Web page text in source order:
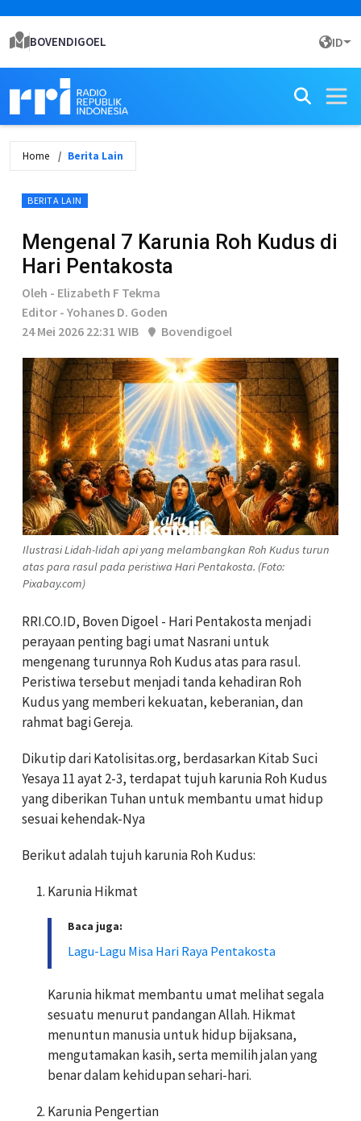
BOVENDIGOEL ID
Home Berita Lain
BERITA LAIN
Mengenal 7 Karunia Roh Kudus di
Hari Pentakosta
Oleh - Elizabeth F Tekma
Editor - Yohanes D. Goden
24 Mei 2026 22:31 WIB
Bovendigoel
Ilustrasi Lidah-lidah api yang melambangkan Roh Kudus turun
atas para rasul pada peristiwa Hari Pentakosta. (Foto:
Pixabay.com)
RRI.CO.ID, Boven Digoel - Hari Pentakosta menjadi
perayaan penting bagi umat Nasrani untuk
mengenang turunnya Roh Kudus atas para rasul.
Peristiwa tersebut menjadi tanda kehadiran Roh
Kudus yang memberi kekuatan, keberanian, dan
rahmat bagi Gereja.
Dikutip dari Katolisitas.org, berdasarkan Kitab Suci
Yesaya 11 ayat 2-3, terdapat tujuh karunia Roh Kudus
yang diberikan Tuhan untuk membantu umat hidup
sesuai kehendak-Nya
Berikut adalah tujuh karunia Roh Kudus:
Karunia Hikmat
Baca juga:
Lagu-Lagu Misa Hari Raya Pentakosta
Karunia hikmat membantu umat melihat segala
sesuatu menurut pandangan Allah. Hikmat
menuntun manusia untuk hidup bijaksana,
mengutamakan kasih, serta memilih jalan yang
benar dalam kehidupan sehari-hari.
Karunia Pengertian